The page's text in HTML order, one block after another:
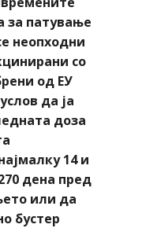
за патување
неопходни
со
од ЕУ
да ја
доза
14 и
дена пред
или да
бустер